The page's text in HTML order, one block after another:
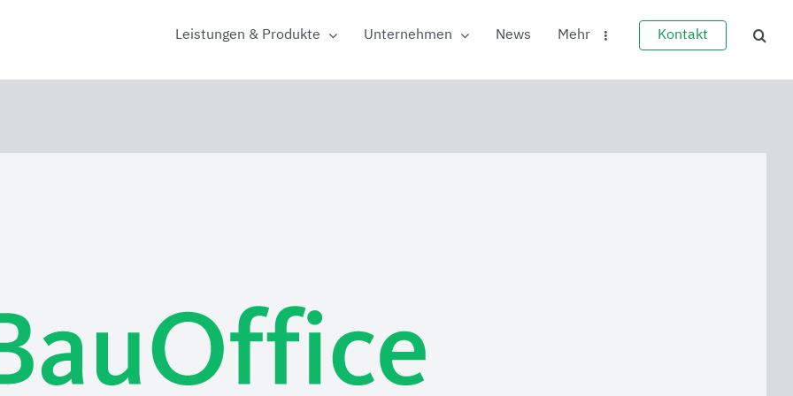
Leistungen & Produkte Unternehmen News Mehr Kontakt